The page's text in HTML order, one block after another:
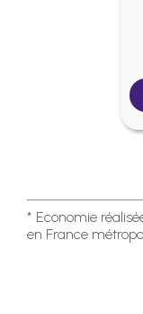
* Economie
en France